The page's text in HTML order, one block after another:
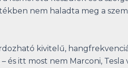
nem haladta meg a
kivitelű,
és itt most nem Marconi,